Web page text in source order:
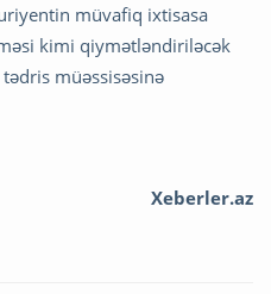
müvafiq ixtisasa
kimi qiymətləndiriləcək
müəssisəsinə
Xeberler.az